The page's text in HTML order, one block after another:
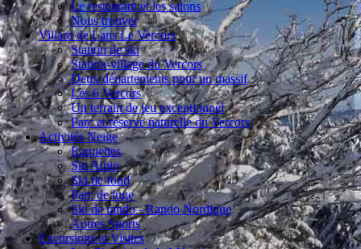
Le restaurant et les salons
Nous trouver
Villard de Lans Le Vercors
Station de ski
Station-village du Vercors
Deux départements pour un massif
Les 6 Vercors
Un terrain de jeu exceptionnel
Parc et réserve naturelle du Vercors
Activités Neige
Raquettes
Ski Alpin
Ski de fond
Parc de luge
Ski de rando - Rando Nordique
Autres Sports
Excursions et Visites